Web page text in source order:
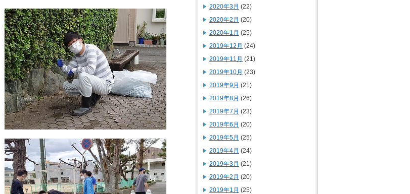
2020年3月 (22)
2020年2月 (20)
2020年1月 (25)
2019年12月 (24)
2019年11月 (21)
2019年10月 (23)
2019年9月 (21)
2019年8月 (26)
2019年7月 (23)
2019年6月 (20)
2019年5月 (25)
2019年4月 (24)
2019年3月 (21)
2019年2月 (20)
2019年1月 (25)